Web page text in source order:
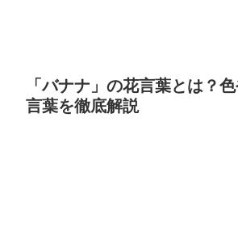
「バナナ」の花言葉とは？
言葉を徹底解説